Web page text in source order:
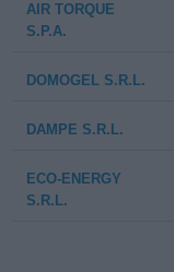
AIR TORQUE
S.P.A.
DOMOGEL S.R.L.
DAMPE S.R.L.
ECO-ENERGY
S.R.L.